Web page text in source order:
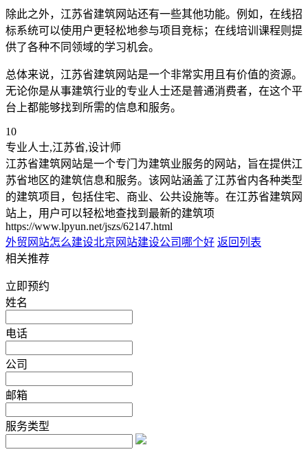
除此之外，江苏省建筑网站还有一些其他功能。例如，在线招
标系统可以使用户更轻松地参与项目竞标；在线培训课程则提
供了各种不同领域的学习机会。
总体来说，江苏省建筑网站是一个非常实用且有价值的资源。
无论你是从事建筑行业的专业人士还是普通消费者，在这个平
台上都能够找到所需的信息和服务。
10
专业人士,江苏省,设计师
江苏省建筑网站是一个专门为建筑业服务的网站，旨在提供江
苏省地区的建筑信息和服务。该网站涵盖了江苏省内各种类型
的建筑项目，包括住宅、商业、公共设施等。在江苏省建筑网
站上，用户可以轻松地查找到最新的建筑项
https://www.lpyun.net/jszs/62147.html
外贸网站怎么建设北京网站建设公司哪个好 返回列表
相关推荐
立即预约
姓名
电话
公司
邮箱
服务类型